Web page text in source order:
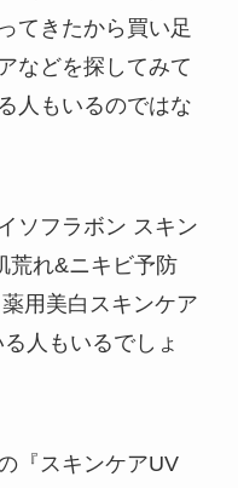
てきたから買い足
などを探してみて
人もいるのではな
ソフラボン スキン
荒れ&ニキビ予防
用美白スキンケア
人もいるでしょ
『スキンケアUV